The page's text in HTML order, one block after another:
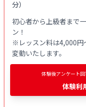
分）
初心者から上級者まで
ン！
※レッスン料は4,000円
変動いたします。
体験後アンケート
体験利